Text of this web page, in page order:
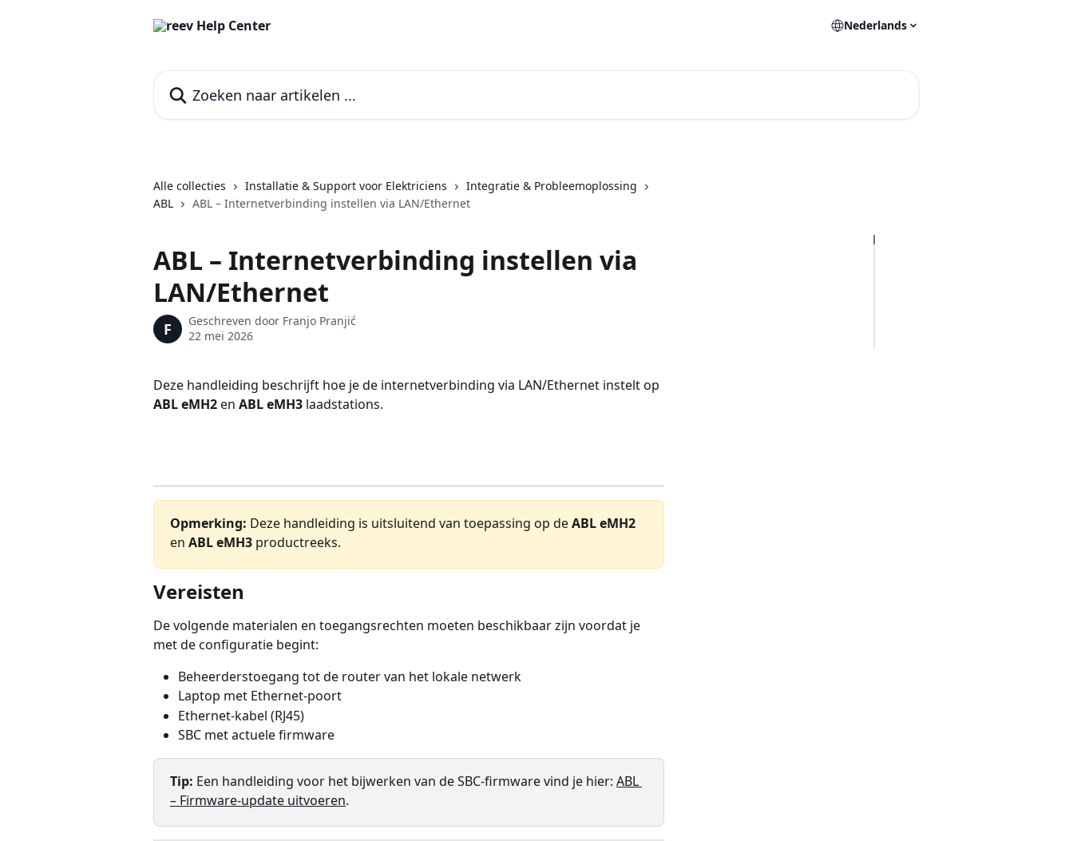
Nederlands
Alle collecties Installatie & Support voor Elektriciens
Integratie & Probleemoplossing
ABL
ABL – Internetverbinding instellen via LAN/Ethernet
ABL – Internetverbinding instellen via
LAN/Ethernet
F Geschreven door Franjo Pranjić
22 mei 2026
Deze handleiding beschrijft hoe je de internetverbinding via LAN/Ethernet instelt op
ABL eMH2 en ABL eMH3 laadstations.
Opmerking: Deze handleiding is uitsluitend van toepassing op de ABL eMH2
en ABL eMH3 productreeks.
Vereisten
De volgende materialen en toegangsrechten moeten beschikbaar zijn voordat je
met de configuratie begint:
Beheerderstoegang tot de router van het lokale netwerk
Laptop met Ethernet-poort
Ethernet-kabel (RJ45)
SBC met actuele firmware
Tip: Een handleiding voor het bijwerken van de SBC-firmware vind je hier: ABL
– Firmware-update uitvoeren.